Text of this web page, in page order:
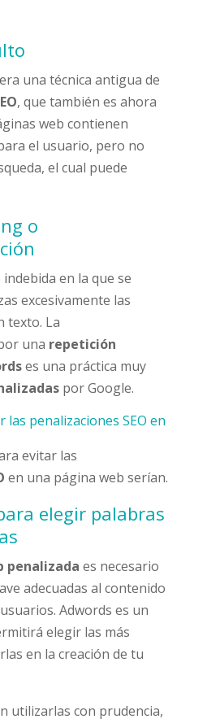
una técnica antigua de
, que también es ahora
web contienen
el usuario, pero no
el cual puede
o
en la que se
excesivamente las
texto. La
una repetición
es una práctica muy
por Google.
penalizaciones SEO en
evitar las
en una página web serían.
elegir palabras
penalizada es necesario
adecuadas al contenido
Adwords es un
elegir las más
en la creación de tu
utilizarlas con prudencia,